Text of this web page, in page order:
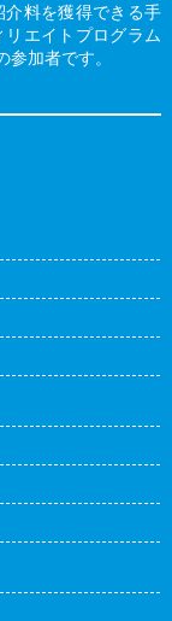
介料を獲得できる手
エイトプログラム
加者です。